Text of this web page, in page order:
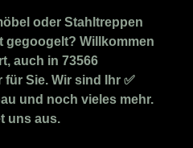
oder Stahltreppen
gegoogelt? Willkommen
auch in 73566
Sie. Wir sind Ihr ✅
und noch vieles mehr.
uns aus.